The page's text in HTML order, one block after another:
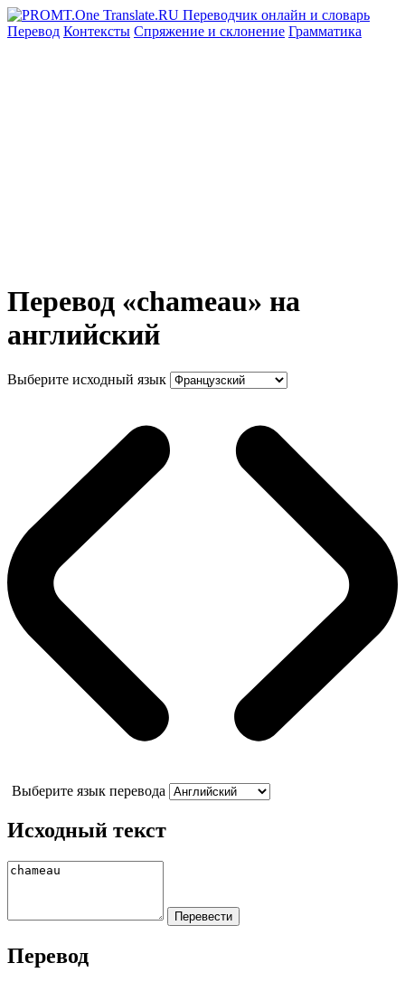
Перевод Контексты Спряжение и склонение Грамматика
Перевод «chameau» на
английский
Выберите исходный язык
Выберите язык перевода
Исходный текст
Перевод